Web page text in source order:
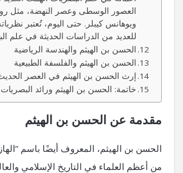
العصور الوسطى وعصر النهضة، مثل
ويوهانس كيبلر. حتى اليوم، تُعتبر
للعديد من الدراسات الحديثة في علم
الحسن بن الهيثم والهندسة الرياضية
الحسن بن الهيثم والفلسفة الطبيعية
إرث الحسن بن الهيثم في العصر
خاتمة: الحسن بن الهيثم ورائد البصريات
مقدمة عن الحسن بن الهيثم
الحسن بن الهيثم، المعروف أيضًا باسم
من أعظم العلماء في التاريخ الإسلامي